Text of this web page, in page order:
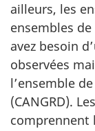
ailleurs, les
ensembles
avez besoin
observées
l’ensemble
(CANGRD).
comprennent